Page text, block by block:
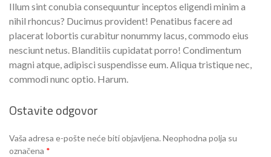
Illum sint conubia consequuntur inceptos eligendi minim a
nihil rhoncus? Ducimus provident! Penatibus facere ad
placerat lobortis curabitur nonummy lacus, commodo eius
nesciunt netus. Blanditiis cupidatat porro! Condimentum
magni atque, adipisci suspendisse eum. Aliqua tristique nec,
commodi nunc optio. Harum.
Ostavite odgovor
Vaša adresa e-pošte neće biti objavljena.Neophodna polja su
označena *